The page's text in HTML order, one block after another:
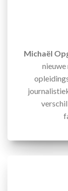
Michaël
nieuwe